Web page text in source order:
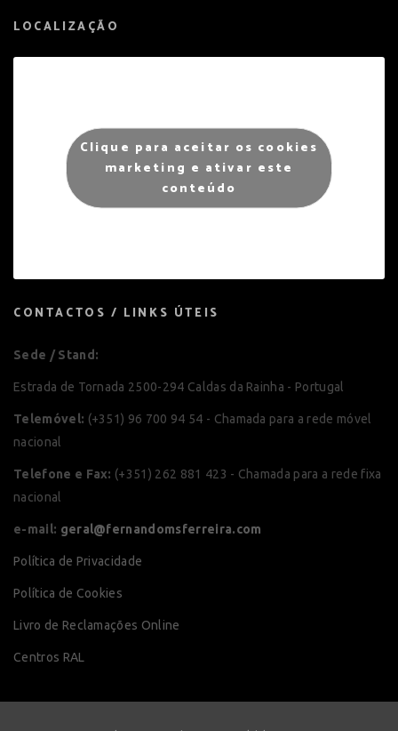
LOCALIZAÇÃO
Clique para aceitar os cookies
marketing e ativar este
conteúdo
CONTACTOS / LINKS ÚTEIS
Sede / Stand:
Estrada de Tornada 2500-294 Caldas da Rainha - Portugal
Telemóvel: (+351) 96 700 94 54 - Chamada para a rede móvel
nacional
Telefone e Fax: (+351) 262 881 423 - Chamada para a rede fixa
nacional
e-mail: geral@fernandomsferreira.com
Política de Privacidade
Política de Cookies
Livro de Reclamações Online
Centros RAL